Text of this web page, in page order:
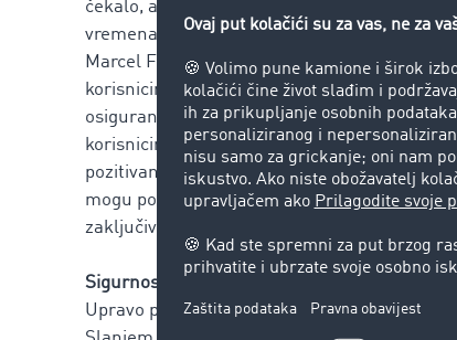
čekalo, a neki čak ne bi ni pristigli. Tada bi
vremena i živaca. Ovom bi se funkcijom
Marcel Frings: „Funkcija preuzimanja i
korisnicima omogućuje prijenos najčešće
osiguranja prijevozničke odgovornosti te ih
korisnicima. Na taj se način izbjegava
pozitivan efekt uštede vremena postoji i još
mogu povećati konkurentnost, jer što je
zaključivanja posla.
Sigurnost i vidljivost
Upravo prilikom digitalne razmjene